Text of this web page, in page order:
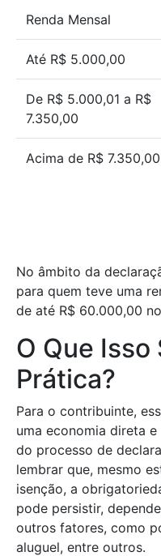
Renda Mensal
Até R$ 5.000,00
De R$ 5.000,01 a R$
7.350,00
Acima de R$ 7.350,00
No âmbito da
para quem teve uma
de até R$ 60.000,00
O Que
Prática?
Para o contribuinte,
uma economia direta
do processo de
lembrar que, mesmo
isenção, a
pode persistir,
outros fatores, como
aluguel, entre outros.